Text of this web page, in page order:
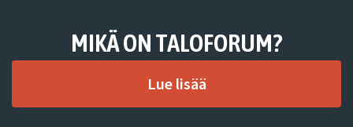
MIKÄ ON TALOFORUM?
Lue lisää